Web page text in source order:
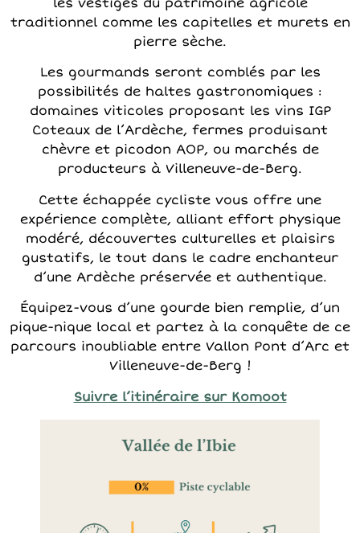
les vestiges du patrimoine agricole
traditionnel comme les capitelles et murets en
pierre sèche.
Les gourmands seront comblés par les
possibilités de haltes gastronomiques :
domaines viticoles proposant les vins IGP
Coteaux de l’Ardèche, fermes produisant
chèvre et picodon AOP, ou marchés de
producteurs à Villeneuve-de-Berg.
Cette échappée cycliste vous offre une
expérience complète, alliant effort physique
modéré, découvertes culturelles et plaisirs
gustatifs, le tout dans le cadre enchanteur
d’une Ardèche préservée et authentique.
Équipez-vous d’une gourde bien remplie, d’un
pique-nique local et partez à la conquête de ce
parcours inoubliable entre Vallon Pont d’Arc et
Villeneuve-de-Berg !
Suivre l’itinéraire sur Komoot